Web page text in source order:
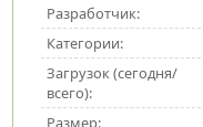
Разработчик:
Категории:
Загрузок (сегодня/
всего):
Размер: